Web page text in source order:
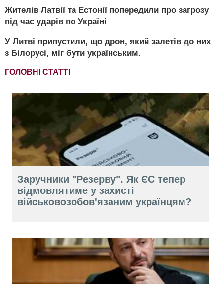
Жителів Латвії та Естонії попередили про загрозу
під час ударів по Україні
У Литві припустили, що дрон, який залетів до них
з Білорусі, міг бути українським.
ГОЛОВНІ СТАТТІ
Заручники "Резерву". Як ЄС тепер
відмовлятиме у захисті
військовозобов'язаним українцям?